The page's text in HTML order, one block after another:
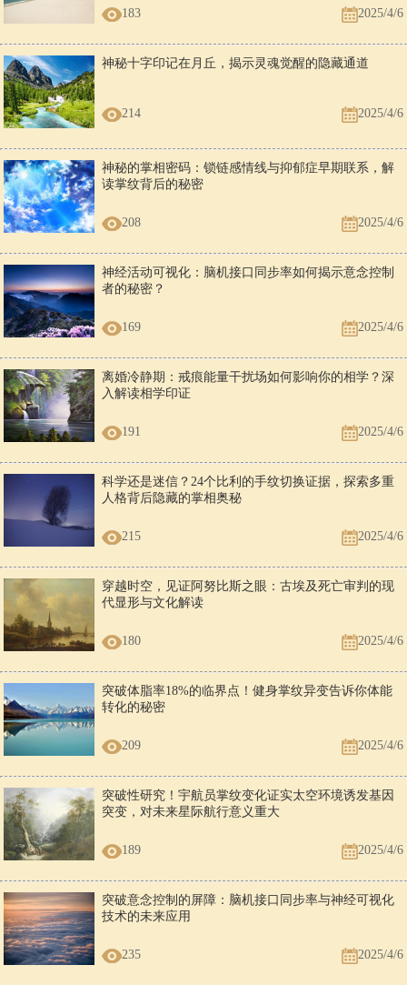
183 2025/4/6
神秘十字印记在月丘，揭示灵魂觉醒的隐藏通道
214 2025/4/6
神秘的掌相密码：锁链感情线与抑郁症早期联系，解
读掌纹背后的秘密
208 2025/4/6
神经活动可视化：脑机接口同步率如何揭示意念控制
者的秘密？
169 2025/4/6
离婚冷静期：戒痕能量干扰场如何影响你的相学？深
入解读相学印证
191 2025/4/6
科学还是迷信？24个比利的手纹切换证据，探索多重
人格背后隐藏的掌相奥秘
215 2025/4/6
穿越时空，见证阿努比斯之眼：古埃及死亡审判的现
代显形与文化解读
180 2025/4/6
突破体脂率18%的临界点！健身掌纹异变告诉你体能
转化的秘密
209 2025/4/6
突破性研究！宇航员掌纹变化证实太空环境诱发基因
突变，对未来星际航行意义重大
189 2025/4/6
突破意念控制的屏障：脑机接口同步率与神经可视化
技术的未来应用
235 2025/4/6